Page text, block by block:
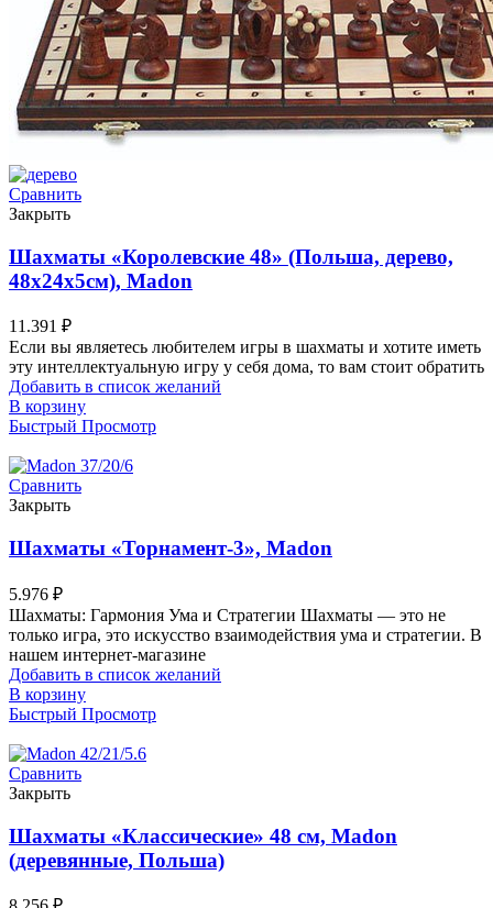
Сравнить
Закрыть
Шахматы «Королевские 48» (Польша, дерево,
48х24х5см), Madon
11.391 ₽
Если вы являетесь любителем игры в шахматы и хотите иметь
эту интеллектуальную игру у себя дома, то вам стоит обратить
Добавить в список желаний
В корзину
Быстрый Просмотр
Сравнить
Закрыть
Шахматы «Торнамент-3», Madon
5.976 ₽
Шахматы: Гармония Ума и Стратегии Шахматы — это не
только игра, это искусство взаимодействия ума и стратегии. В
нашем интернет-магазине
Добавить в список желаний
В корзину
Быстрый Просмотр
Сравнить
Закрыть
Шахматы «Классические» 48 см, Madon
(деревянные, Польша)